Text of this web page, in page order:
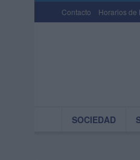
Contacto Horarios de
SOCIEDAD